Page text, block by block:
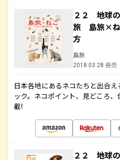
２２ 地球
旅 島旅×ね
方
島旅
2018.03.28 発売
日本各地にあるネコたちと出合
ック。ネコポイント、見どころ
載!
２２ 地球